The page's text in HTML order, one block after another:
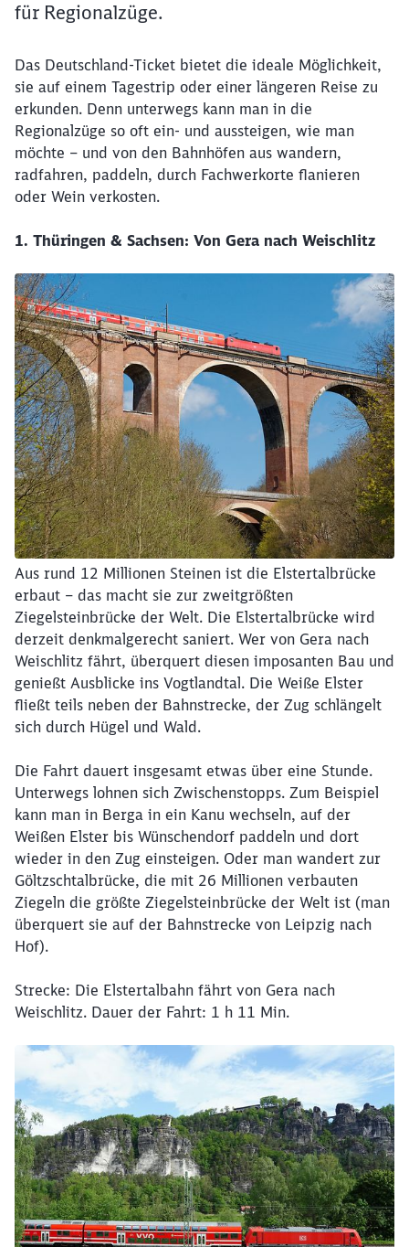
für Regionalzüge.
Das Deutschland-Ticket bietet die ideale Möglichkeit,
sie auf einem Tagestrip oder einer längeren Reise zu
erkunden. Denn unterwegs kann man in die
Regionalzüge so oft ein- und aussteigen, wie man
möchte – und von den Bahnhöfen aus wandern,
radfahren, paddeln, durch Fachwerkorte flanieren
oder Wein verkosten.
1. Thüringen & Sachsen: Von Gera nach Weischlitz
Aus rund 12 Millionen Steinen ist die Elstertalbrücke
erbaut – das macht sie zur zweitgrößten
Ziegelsteinbrücke der Welt. Die Elstertalbrücke wird
derzeit denkmalgerecht saniert. Wer von Gera nach
Weischlitz fährt, überquert diesen imposanten Bau und
genießt Ausblicke ins Vogtlandtal. Die Weiße Elster
fließt teils neben der Bahnstrecke, der Zug schlängelt
sich durch Hügel und Wald.
Die Fahrt dauert insgesamt etwas über eine Stunde.
Unterwegs lohnen sich Zwischenstopps. Zum Beispiel
kann man in Berga in ein Kanu wechseln, auf der
Weißen Elster bis Wünschendorf paddeln und dort
wieder in den Zug einsteigen. Oder man wandert zur
Göltzschtalbrücke, die mit 26 Millionen verbauten
Ziegeln die größte Ziegelsteinbrücke der Welt ist (man
überquert sie auf der Bahnstrecke von Leipzig nach
Hof).
Strecke: Die Elstertalbahn fährt von Gera nach
Weischlitz. Dauer der Fahrt: 1 h 11 Min.